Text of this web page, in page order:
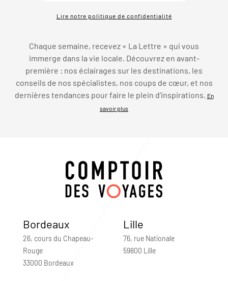
Lire notre politique de confidentialité
Chaque semaine, recevez « La Lettre » qui vous
immerge dans la vie locale. Découvrez en avant-
première : nos éclairages sur les destinations, les
conseils de nos spécialistes, nos coups de cœur, et nos
dernières tendances pour faire le plein d’inspirations.
En
savoir plus
Bordeaux
26, cours du Chapeau-
Rouge
33000 Bordeaux
Lille
76, rue Nationale
59800 Lille